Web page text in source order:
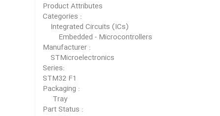
Product Attributes
Categories :
Integrated Circuits (ICs)
Embedded - Microcontrollers
Manufacturer :
STMicroelectronics
Series:
STM32 F1
Packaging :
Tray
Part Status :